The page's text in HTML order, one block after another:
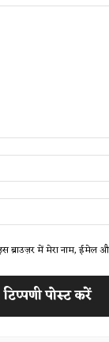
ब्राउज़र में मेरा नाम, ईमेल